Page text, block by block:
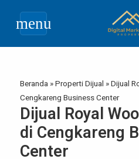
menu
Beranda »Properti Dijual »Dijual
Cengkareng Business Center
Dijual Royal
di Cengkareng
Center